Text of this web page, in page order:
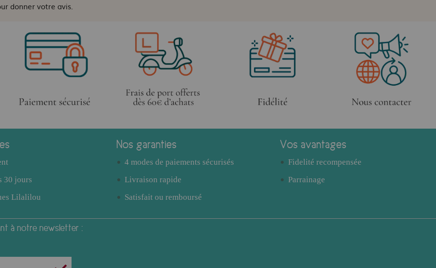
donner votre avis.
30 jours
Lilalilou
Nos garanties
4 modes de paiements sécurisés
Livraison rapide
Satisfait ou remboursé
Vos avantages
Fidelité recompensée
Parrainage
à notre newsletter :